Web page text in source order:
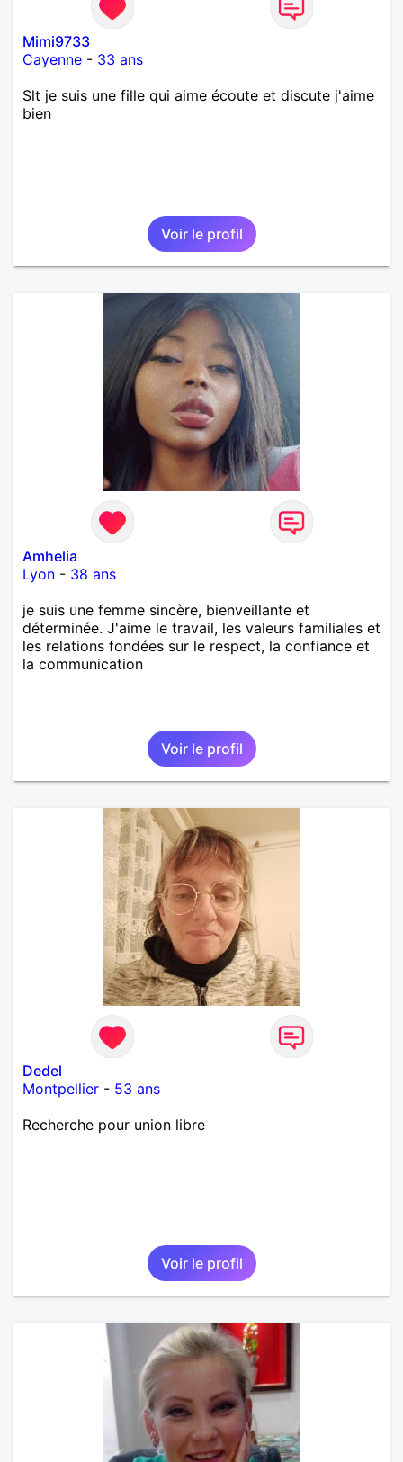
Mimi9733
Cayenne - 33 ans
Slt je suis une fille qui aime écoute et discute j'aime
bien
Voir le profil
Amhelia
Lyon - 38 ans
je suis une femme sincère, bienveillante et
déterminée. J'aime le travail, les valeurs familiales et
les relations fondées sur le respect, la confiance et
la communication
Voir le profil
Dedel
Montpellier - 53 ans
Recherche pour union libre
Voir le profil